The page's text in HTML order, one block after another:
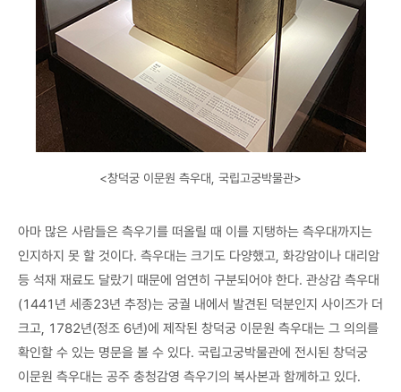
<창덕궁 이문원 측우대, 국립고궁박물관>
아마 많은 사람들은 측우기를 떠올릴 때 이를 지탱하는 측우대까지는
인지하지 못 할 것이다. 측우대는 크기도 다양했고, 화강암이나 대리암
등 석재 재료도 달랐기 때문에 엄연히 구분되어야 한다. 관상감 측우대
(1441년 세종23년 추정)는 궁궐 내에서 발견된 덕분인지 사이즈가 더
크고, 1782년(정조 6년)에 제작된 창덕궁 이문원 측우대는 그 의의를
확인할 수 있는 명문을 볼 수 있다. 국립고궁박물관에 전시된 창덕궁
이문원 측우대는 공주 충청감영 측우기의 복사본과 함께하고 있다.